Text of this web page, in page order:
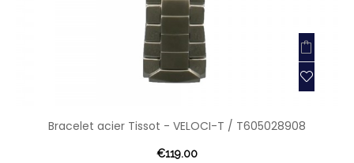
Bracelet acier Tissot - VELOCI-T / T605028908
€119.00